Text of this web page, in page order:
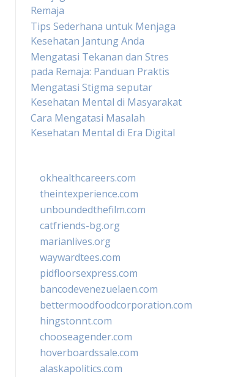
Remaja
Tips Sederhana untuk Menjaga
Kesehatan Jantung Anda
Mengatasi Tekanan dan Stres
pada Remaja: Panduan Praktis
Mengatasi Stigma seputar
Kesehatan Mental di Masyarakat
Cara Mengatasi Masalah
Kesehatan Mental di Era Digital
okhealthcareers.com
theintexperience.com
unboundedthefilm.com
catfriends-bg.org
marianlives.org
waywardtees.com
pidfloorsexpress.com
bancodevenezuelaen.com
bettermoodfoodcorporation.com
hingstonnt.com
chooseagender.com
hoverboardssale.com
alaskapolitics.com